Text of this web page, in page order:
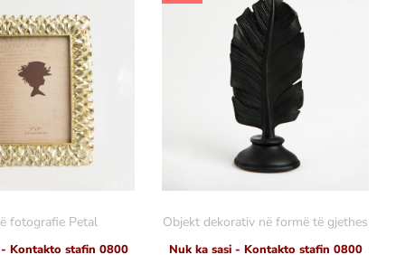
fotografie Petal
- Kontakto stafin 0800
Objekt dekorativ në formë të gjethes
Nuk ka sasi - Kontakto stafin 0800